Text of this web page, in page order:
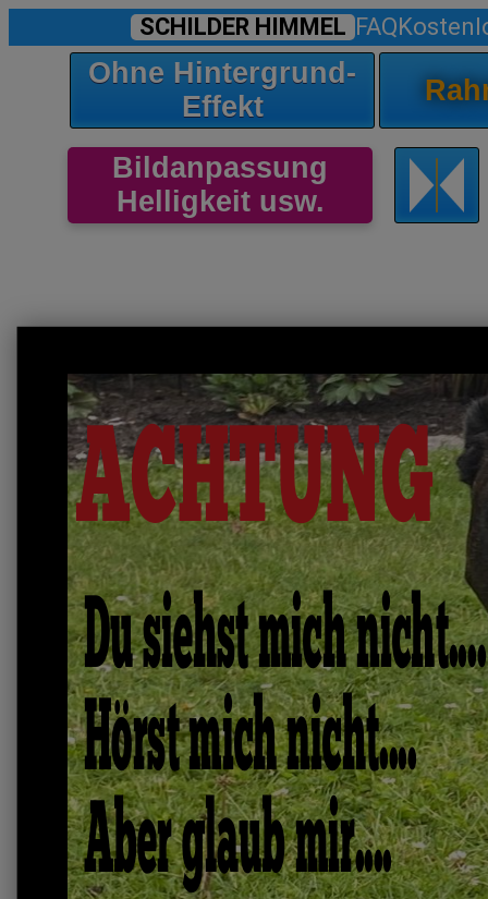
SCHILDER HIMMEL FAQ
Ohne Hintergrund-
Effekt
Bildanpassung
Helligkeit usw.
ACHTUNG
Du siehst mich nicht....
Hörst mich nicht....
Aber glaub mir....